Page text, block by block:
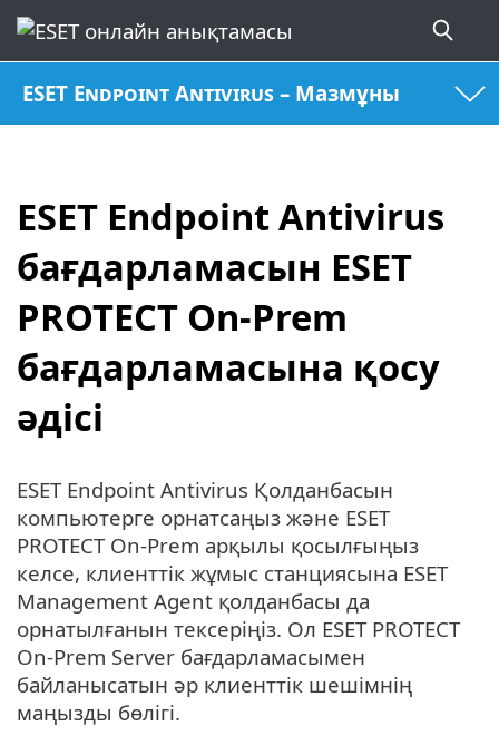
ESET Endpoint Antivirus – Мазмұны
ESET Endpoint Antivirus
бағдарламасын ESET
PROTECT On-Prem
бағдарламасына қосу
әдісі
ESET Endpoint Antivirus Қолданбасын
компьютерге орнатсаңыз және ESET
PROTECT On-Prem арқылы қосылғыңыз
келсе, клиенттік жұмыс станциясына ESET
Management Agent қолданбасы да
орнатылғанын тексеріңіз. Ол ESET PROTECT
On-Prem Server бағдарламасымен
байланысатын әр клиенттік шешімнің
маңызды бөлігі.